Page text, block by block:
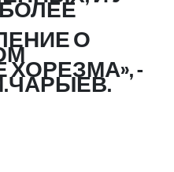
О
ХОРЕЗМА», -